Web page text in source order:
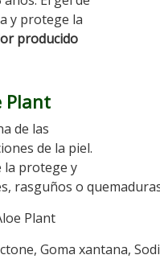
y protege la
producido
Plant
de las
de la piel.
la protege y
rasguños o
Plant
Goma xantana,